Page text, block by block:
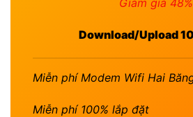
Giảm giá 48%
Download/Upload
Miễn phí Modem Wifi Hai
Miễn phí 100% lắp đặt